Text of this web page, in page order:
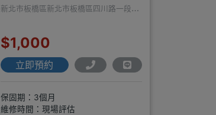
新北市板橋區新北市板橋區四川路一段
$1,000
立即預約
保固期：3個月
維修時間：現場評估